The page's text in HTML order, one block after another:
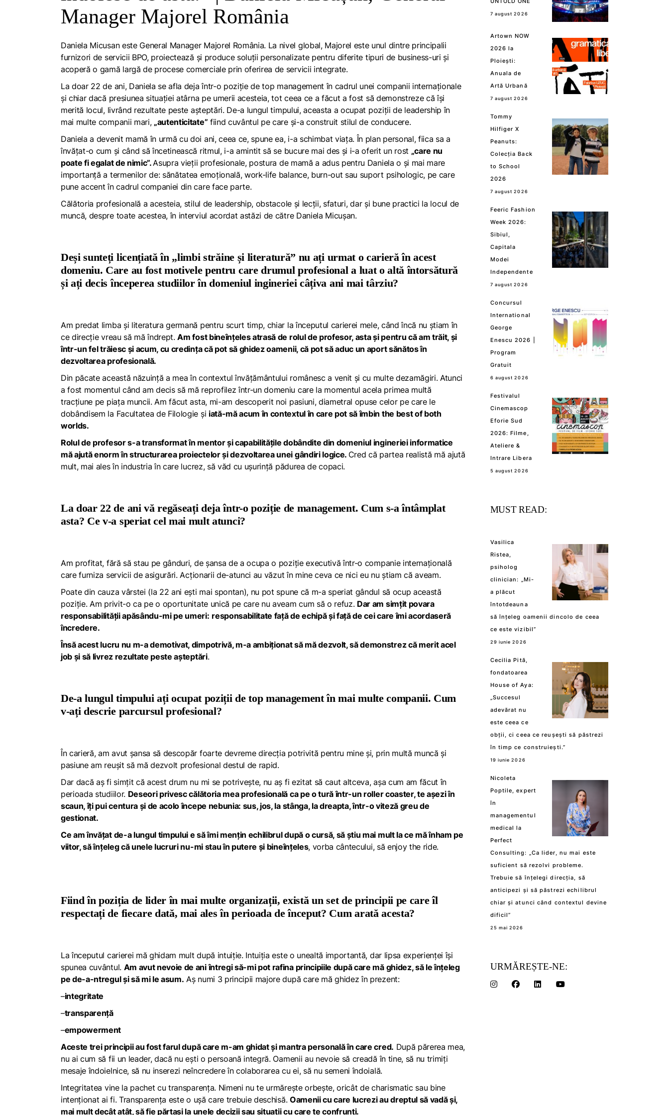
Manager Majorel România
Daniela Micusan este General Manager Majorel România. La nivel global, Majorel este unul dintre principalii
furnizori de servicii BPO, proiectează și produce soluții personalizate pentru diferite tipuri de business-uri și
acoperă o gamă largă de procese comerciale prin oferirea de servicii integrate.
La doar 22 de ani, Daniela se afla deja într-o poziție de top management în cadrul unei companii internaționale
și chiar dacă presiunea situației atârna pe umerii acesteia, tot ceea ce a făcut a fost să demonstreze că își
merită locul, livrând rezultate peste așteptări. De-a lungul timpului, aceasta a ocupat poziții de leadership în
mai multe companii mari, „autenticitate” fiind cuvântul pe care și-a construit stilul de conducere.
Daniela a devenit mamă în urmă cu doi ani, ceea ce, spune ea, i-a schimbat viața. În plan personal, fiica sa a
învățat-o cum și când să încetinească ritmul, i-a amintit să se bucure mai des și i-a oferit un rost „care nu
poate fi egalat de nimic”.Asupra vieții profesionale, postura de mamă a adus pentru Daniela o și mai mare
importanță a termenilor de: sănătatea emoțională, work-life balance, burn-out sau suport psihologic, pe care
pune accent în cadrul companiei din care face parte.
Călătoria profesională a acesteia, stilul de leadership, obstacole și lecții, sfaturi, dar și bune practici la locul de
muncă, despre toate acestea, în interviul acordat astăzi de către Daniela Micușan.
Deși sunteți licențiată în „limbi străine și literatură” nu ați urmat o carieră în acest
domeniu. Care au fost motivele pentru care drumul profesional a luat o altă întorsătură
și ați decis începerea studiilor în domeniul ingineriei câțiva ani mai târziu?
Am predat limba și literatura germană pentru scurt timp, chiar la începutul carierei mele, când încă nu știam în
ce direcție vreau să mă îndrept.Am fost bineînțeles atrasă de rolul de profesor, asta și pentru că am trăit, și
într-un fel trăiesc și acum, cu credința că pot să ghidez oamenii, că pot să aduc un aport sănătos în
dezvoltarea profesională.
Din păcate această năzuință a mea în contextul învățământului românesc a venit și cu multe dezamăgiri. Atunci
a fost momentul când am decis să mă reprofilez într-un domeniu care la momentul acela primea multă
tracțiune pe piața muncii. Am făcut asta, mi-am descoperit noi pasiuni, diametral opuse celor pe care le
dobândisem la Facultatea de Filologie și iată-mă acum în contextul în care pot să îmbin the best of both
worlds.
Rolul de profesor s-a transformat în mentor și capabilitățile dobândite din domeniul ingineriei informatice
mă ajută enorm în structurarea proiectelor și dezvoltarea unei gândiri logice. Cred că partea realistă mă ajută
mult, mai ales în industria în care lucrez, să văd cu ușurință pădurea de copaci.
La doar 22 de ani vă regăseați deja într-o poziție de management. Cum s-a întâmplat
asta? Ce v-a speriat cel mai mult atunci?
Am profitat, fără să stau pe gânduri, de șansa de a ocupa o poziție executivă într-o companie internațională
care furniza servicii de asigurări. Acționarii de-atunci au văzut în mine ceva ce nici eu nu știam că aveam.
Poate din cauza vârstei (la 22 ani ești mai spontan), nu pot spune că m-a speriat gândul să ocup această
poziție. Am privit-o ca pe o oportunitate unică pe care nu aveam cum să o refuz. Dar am simțit povara
responsabilității apăsându-mi pe umeri: responsabilitate față de echipă și față de cei care îmi acordaseră
încredere.
Însă acest lucru nu m-a demotivat, dimpotrivă, m-a ambiționat să mă dezvolt, să demonstrez că merit acel
job și să livrez rezultate peste așteptări.
De-a lungul timpului ați ocupat poziții de top management în mai multe companii. Cum
v-ați descrie parcursul profesional?
În carieră, am avut șansa să descopăr foarte devreme direcția potrivită pentru mine și, prin multă muncă și
pasiune am reușit să mă dezvolt profesional destul de rapid.
Dar dacă aș fi simțit că acest drum nu mi se potrivește, nu aș fi ezitat să caut altceva, așa cum am făcut în
perioada studiilor. Deseori privesc călătoria mea profesională ca pe o tură într-un roller coaster, te așezi în
scaun, îți pui centura și de acolo începe nebunia: sus, jos, la stânga, la dreapta, într-o viteză greu de
gestionat.
Ce am învățat de-a lungul timpului e să îmi mențin echilibrul după o cursă, să știu mai mult la ce mă înham pe
viitor, să înțeleg că unele lucruri nu-mi stau în putere și bineînțeles, vorba cântecului, să enjoy the ride.
Fiind în poziția de lider în mai multe organizații, există un set de principii pe care îl
respectați de fiecare dată, mai ales în perioada de început? Cum arată acesta?
La începutul carierei mă ghidam mult după intuiție. Intuiția este o unealtă importantă, dar lipsa experienței își
spunea cuvântul. Am avut nevoie de ani întregi să-mi pot rafina principiile după care mă ghidez, să le înțeleg
pe de-a-ntregul și să mi le asum. Aș numi 3 principii majore după care mă ghidez în prezent:
–integritate
–transparență
–empowerment
Aceste trei principii au fost farul după care m-am ghidat și mantra personală în care cred. După părerea mea,
nu ai cum să fii un leader, dacă nu ești o persoană integră. Oamenii au nevoie să creadă în tine, să nu trimiți
mesaje îndoielnice, să nu inserezi neîncredere în colaborarea cu ei, să nu semeni îndoială.
Integritatea vine la pachet cu transparența. Nimeni nu te urmărește orbește, oricât de charismatic sau bine
intenționat ai fi. Transparența este o ușă care trebuie deschisă. Oamenii cu care lucrezi au dreptul să vadă și,
mai mult decât atât, să fie părtași la unele decizii sau situații cu care te confrunți.
7 august 2026
Artown NOW
2026 la
Ploiești:
Anuala de
Artă Urbană
7 august 2026
Tommy
Hilfiger X
Peanuts:
Colecția Back
to School
2026
7 august 2026
Feeric Fashion
Week 2026:
Sibiul,
Capitala
Modei
Independente
7 august 2026
Concursul
International
George
Enescu 2026 |
Program
Gratuit
6 august 2026
Festivalul
Cinemascop
Eforie Sud
2026: Filme,
Ateliere &
Intrare Libera
5 august 2026
MUST READ:
Vasilica
Ristea,
psiholog
clinician: „Mi-
a plăcut
întotdeauna
să înțeleg oamenii dincolo de ceea
ce este vizibil”
29 iunie 2026
Cecilia Pită,
fondatoarea
House of Aya:
„Succesul
adevărat nu
este ceea ce
obții, ci ceea ce reușești să păstrezi
în timp ce construiești.”
19 iunie 2026
Nicoleta
Poptile, expert
în
managementul
medical la
Perfect
Consulting: „Ca lider, nu mai este
suficient să rezolvi probleme.
Trebuie să înțelegi direcția, să
anticipezi și să păstrezi echilibrul
chiar și atunci când contextul devine
dificil”
25 mai 2026
URMĂREȘTE-NE: